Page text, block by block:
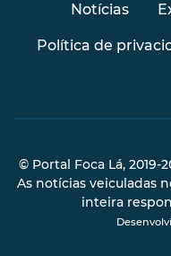
Notícias
Política de
© Portal Foca Lá, 2019-
As notícias veiculadas
inteira